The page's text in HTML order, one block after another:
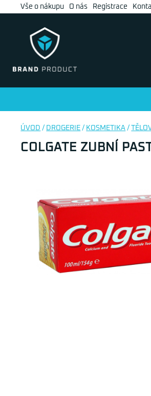
Vše o nákupu O nás Registrace
ÚVOD / DROGERIE / KOSMETIKA /
COLGATE ZUBNÍ